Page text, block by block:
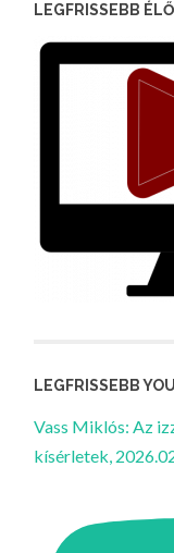
LEGFRISSEBB
LEGFRISSEBB
Vass Miklós: Az
kísérletek,